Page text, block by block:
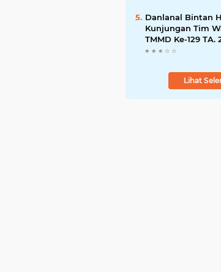
Wujudkan Hunian
Layak bagi Warga
Danlanal Bintan
Kunjungan Tim
TMMD Ke-129 TA.
Kodim
Lihat